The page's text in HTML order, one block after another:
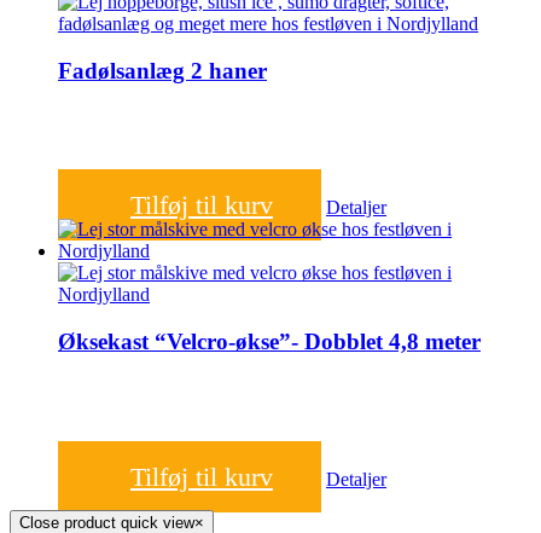
Fadølsanlæg 2 haner
Tilføj til kurv Detaljer
Øksekast “Velcro-økse”- Dobblet 4,8 meter
Tilføj til kurv Detaljer
Close product quick view×